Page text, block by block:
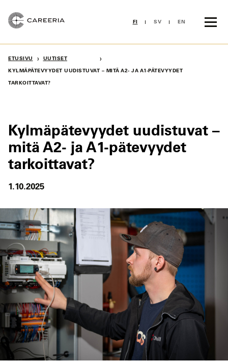
sisältöön
FI SV EN
ETUSIVU › UUTISET ›
KYLMÄPÄTEVYYDET UUDISTUVAT – MITÄ A2- JA A1-PÄTEVYYDET
TARKOITTAVAT?
Kylmäpätevyydet uudistuvat –
mitä A2- ja A1-pätevyydet
tarkoittavat?
1.10.2025